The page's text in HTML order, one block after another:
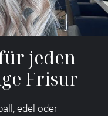
jeden
Frisur
edel oder